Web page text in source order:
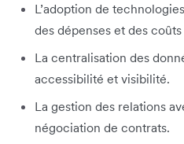
L’adoption de
des dépenses et des
La centralisation des
accessibilité et visibilité.
La gestion des relations
négociation de contrats.